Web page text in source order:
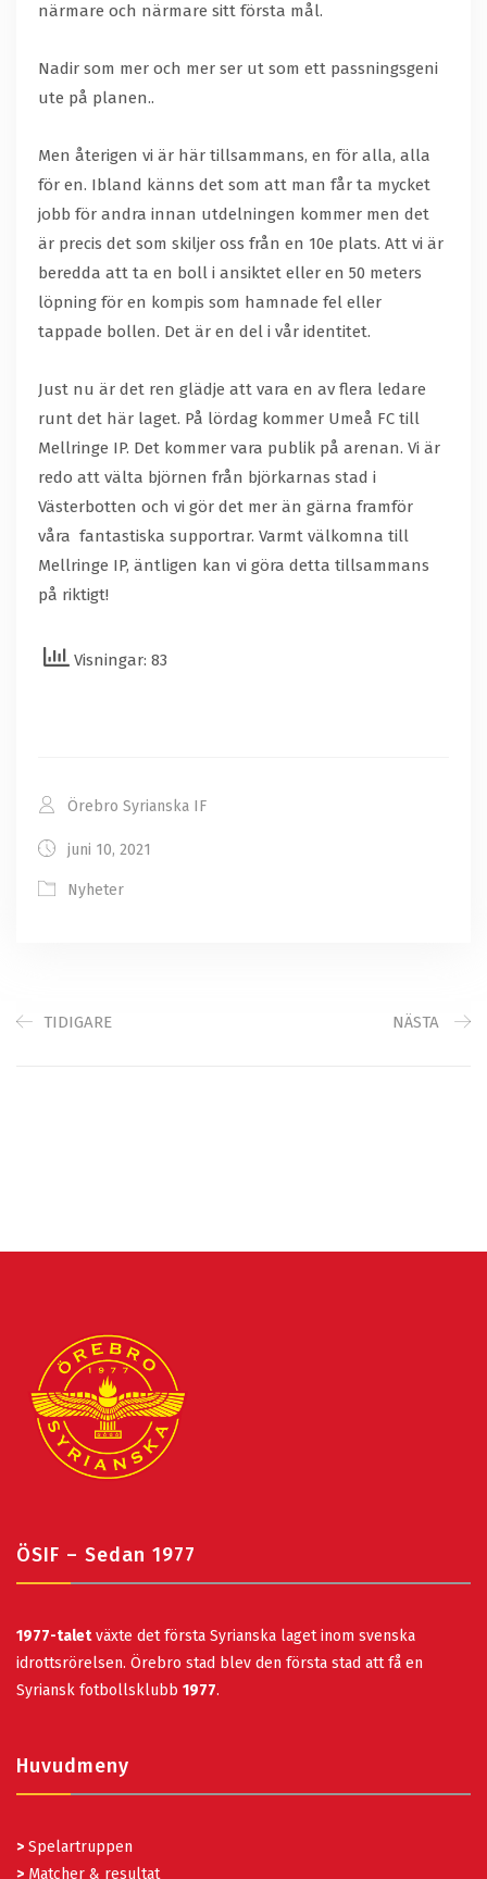
närmare och närmare sitt första mål.
Nadir som mer och mer ser ut som ett passningsgeni
ute på planen..
Men återigen vi är här tillsammans, en för alla, alla
för en. Ibland känns det som att man får ta mycket
jobb för andra innan utdelningen kommer men det
är precis det som skiljer oss från en 10e plats. Att vi är
beredda att ta en boll i ansiktet eller en 50 meters
löpning för en kompis som hamnade fel eller
tappade bollen. Det är en del i vår identitet.
Just nu är det ren glädje att vara en av flera ledare
runt det här laget. På lördag kommer Umeå FC till
Mellringe IP. Det kommer vara publik på arenan. Vi är
redo att välta björnen från björkarnas stad i
Västerbotten och vi gör det mer än gärna framför
våra fantastiska supportrar. Varmt välkomna till
Mellringe IP, äntligen kan vi göra detta tillsammans
på riktigt!
Visningar: 83
Örebro Syrianska IF
juni 10, 2021
Nyheter
TIDIGARE NÄSTA
ÖSIF – Sedan 1977
1977-taletväxte det första Syrianska laget inom svenska
idrottsrörelsen. Örebro stad blev den första stad att få en
Syriansk fotbollsklubb 1977.
Huvudmeny
> Spelartruppen
> Matcher & resultat